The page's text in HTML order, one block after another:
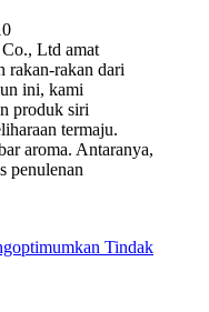
Ltd amat
rakan-rakan dari
ini, kami
produk siri
termaju.
aroma. Antaranya,
penulenan